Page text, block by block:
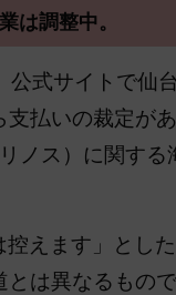
は調整中。
式サイトで仙
払いの裁定が
ノス）に関する
えます」とし
は異なるもの